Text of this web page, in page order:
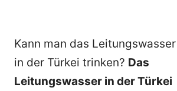
Kann man das Leitungswasser
in der Türkei trinken? Das
Leitungswasser in der Türkei